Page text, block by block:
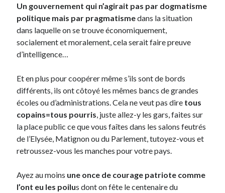
Un gouvernement qui n’agirait pas par dogmatisme
politique mais par pragmatismedans la situation
dans laquelle on se trouve économiquement,
socialement et moralement, cela serait faire preuve
d’intelligence…
Et en plus pour coopérer même s’ils sont de bords
différents, ils ont côtoyé les mêmes bancs de grandes
écoles ou d’administrations. Cela ne veut pas dire tous
copains=tous pourris, juste allez-y les gars, faites sur
la place public ce que vous faîtes dans les salons feutrés
de l’Elysée, Matignon ou du Parlement, tutoyez-vous et
retroussez-vous les manches pour votre pays.
Ayez au moins une once de courage patriote comme
l’ont eu les poilus dont on fête le centenaire du